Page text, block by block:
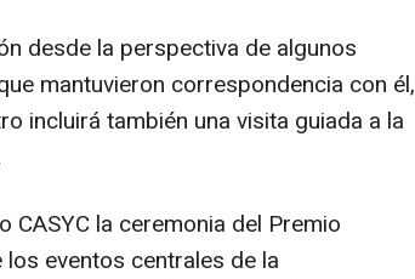
desde la perspectiva de algunos
mantuvieron correspondencia con él,
incluirá también una visita guiada a la
CASYC la ceremonia del Premio
eventos centrales de la